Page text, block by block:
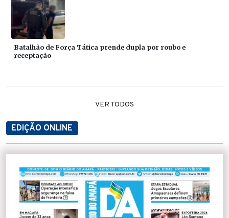
Batalhão de Força Tática prende dupla por roubo e
receptação
VER TODOS
EDIÇÃO ONLINE